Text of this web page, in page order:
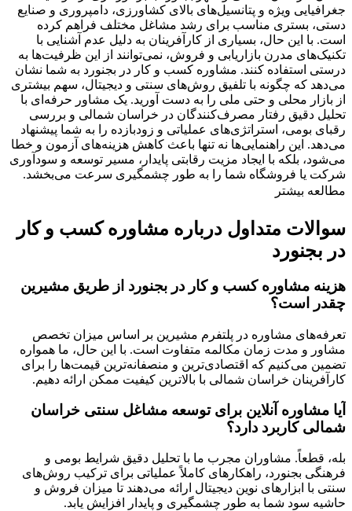
جغرافیایی ویژه و پتانسیل‌های بالای کشاورزی، دامپروری و صنایع
دستی، بستری مناسب برای رشد مشاغل مختلف فراهم کرده
است. با این حال، بسیاری از کارآفرینان به دلیل عدم آشنایی با
تکنیک‌های مدرن بازاریابی و فروش، نمی‌توانند از این ظرفیت‌ها به
درستی استفاده کنند. مشاوره کسب و کار در بجنورد به شما نشان
می‌دهد که چگونه با تلفیق روش‌های سنتی و دیجیتال، سهم بیشتری
از بازار محلی و حتی ملی را به دست آورید. یک مشاور حرفه‌ای با
تحلیل دقیق رفتار مصرف‌کنندگان در خراسان شمالی و بررسی
رقبای بومی، استراتژی‌های عملیاتی و زودبازده را به شما پیشنهاد
می‌دهد. این راهنمایی‌ها نه تنها باعث کاهش هزینه‌های آزمون و خطا
می‌شود، بلکه با ایجاد مزیت رقابتی پایدار، مسیر توسعه و سودآوری
شرکت یا فروشگاه شما را به طور چشمگیری سرعت می‌بخشد.
مطالعه بیشتر
سوالات متداول درباره مشاوره کسب و کار
در بجنورد
هزینه مشاوره کسب و کار در بجنورد از طریق مشیرین
چقدر است؟
تعرفه‌های مشاوره در پلتفرم مشیرین بر اساس میزان تخصص
مشاور و مدت زمان مکالمه متفاوت است. با این حال، ما همواره
تضمین می‌کنیم که اقتصادی‌ترین و منصفانه‌ترین قیمت‌ها را برای
کارآفرینان خراسان شمالی با بالاترین کیفیت ممکن ارائه دهیم.
آیا مشاوره آنلاین برای توسعه مشاغل سنتی خراسان
شمالی کاربرد دارد؟
بله، قطعاً. مشاوران مجرب ما با تحلیل دقیق شرایط بومی و
فرهنگی بجنورد، راهکارهای کاملاً عملیاتی برای ترکیب روش‌های
سنتی با ابزارهای نوین دیجیتال ارائه می‌دهند تا میزان فروش و
حاشیه سود شما به طور چشمگیری و پایدار افزایش یابد.